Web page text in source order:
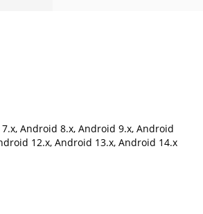
Android 8.x, Android 9.x, Android
12.x, Android 13.x, Android 14.x